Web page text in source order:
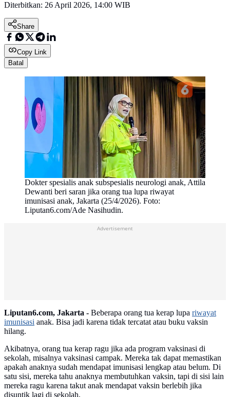
Diterbitkan: 26 April 2026, 14:00 WIB
Share
Copy Link
Batal
Dokter spesialis anak subspesialis neurologi anak, Attila
Dewanti beri saran jika orang tua lupa riwayat
imunisasi anak, Jakarta (25/4/2026). Foto:
Liputan6.com/Ade Nasihudin.
Advertisement
Liputan6.com, Jakarta - Beberapa orang tua kerap lupa riwayat
imunisasi anak. Bisa jadi karena tidak tercatat atau buku vaksin
hilang.
Akibatnya, orang tua kerap ragu jika ada program vaksinasi di
sekolah, misalnya vaksinasi campak. Mereka tak dapat memastikan
apakah anaknya sudah mendapat imunisasi lengkap atau belum. Di
satu sisi, mereka tahu anaknya membutuhkan vaksin, tapi di sisi lain
mereka ragu karena takut anak mendapat vaksin berlebih jika
disuntik lagi di sekolah.